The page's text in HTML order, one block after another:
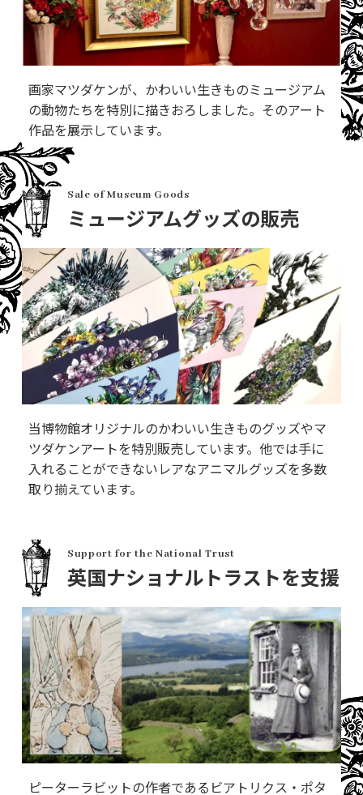
画家マツダケンが、かわいい生きものミュージアム
の動物たちを特別に描きおろしました。そのアート
作品を展示しています。
Sale of Museum Goods
ミュージアムグッズの販売
当博物館オリジナルのかわいい生きものグッズやマ
ツダケンアートを特別販売しています。他では手に
入れることができないレアなアニマルグッズを多数
取り揃えています。
Support for the National Trust
英国ナショナルトラストを支援
ピーターラビットの作者であるビアトリクス・ポタ